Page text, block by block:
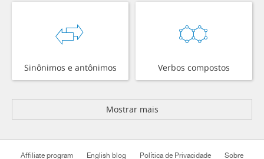
Sinônimos e antônimos Verbos compostos
Mostrar mais
Affiliate program English blog Política de Privacidade Sobre